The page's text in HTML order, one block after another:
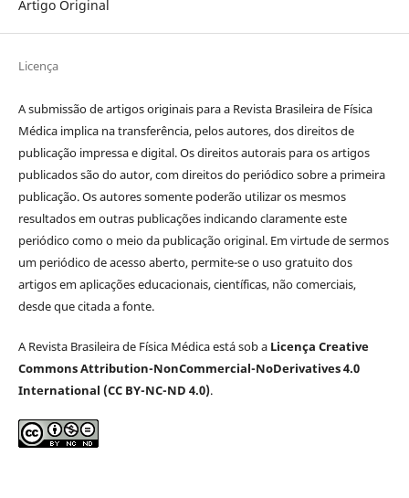
Artigo Original
Licença
A submissão de artigos originais para a Revista Brasileira de Física
Médica implica na transferência, pelos autores, dos direitos de
publicação impressa e digital. Os direitos autorais para os artigos
publicados são do autor, com direitos do periódico sobre a primeira
publicação. Os autores somente poderão utilizar os mesmos
resultados em outras publicações indicando claramente este
periódico como o meio da publicação original. Em virtude de sermos
um periódico de acesso aberto, permite-se o uso gratuito dos
artigos em aplicações educacionais, científicas, não comerciais,
desde que citada a fonte.
A Revista Brasileira de Física Médica está sob a Licença Creative
Commons Attribution-NonCommercial-NoDerivatives 4.0
International (CC BY-NC-ND 4.0).